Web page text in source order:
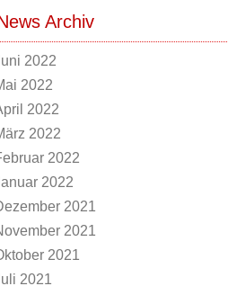
Archiv
2022
2022
2022
2022
2022
2022
2021
2021
2021
2021